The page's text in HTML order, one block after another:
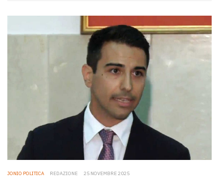
JONIO POLITICA REDAZIONE 25 NOVEMBRE 2025